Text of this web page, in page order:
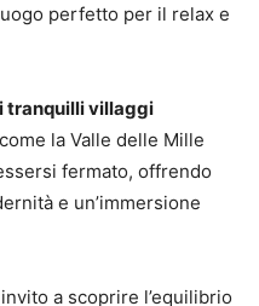
perfetto per il relax e
tranquilli villaggi
la Valle delle Mille
fermato, offrendo
e un’immersione
a scoprire l’equilibrio